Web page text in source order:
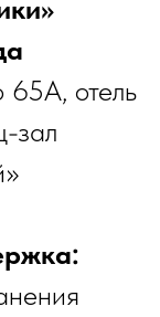
65А, отель
зал